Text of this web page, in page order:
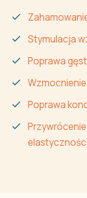
Stymulacja
Poprawa
Poprawa
elastyczności